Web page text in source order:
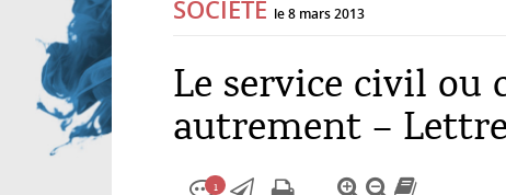
SOCIÉTÉ le 8 mars 2013
Le service civil ou
autrement –
1